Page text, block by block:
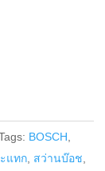
BOSCH
แทก สว่านบ๊อช